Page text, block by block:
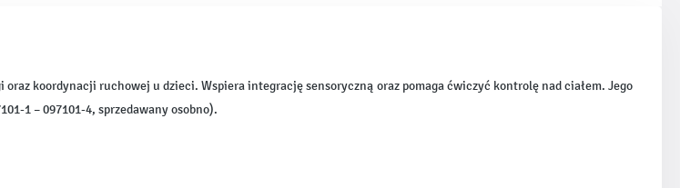
koordynacji ruchowej u dzieci. Wspiera integrację sensoryczną oraz pomaga ćwiczyć kontrolę nad ciałem. Jego
1 – 097101-4, sprzedawany osobno).